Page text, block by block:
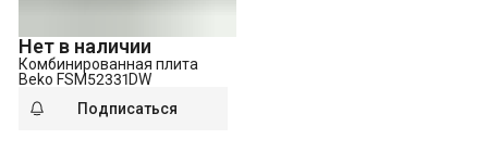
Нет в наличии
Комбинированная плита
Beko FSM52331DW
Подписаться